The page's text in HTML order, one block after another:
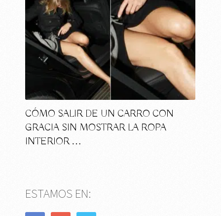
CÓMO SALIR DE UN CARRO CON
GRACIA SIN MOSTRAR LA ROPA
INTERIOR …
ESTAMOS EN: